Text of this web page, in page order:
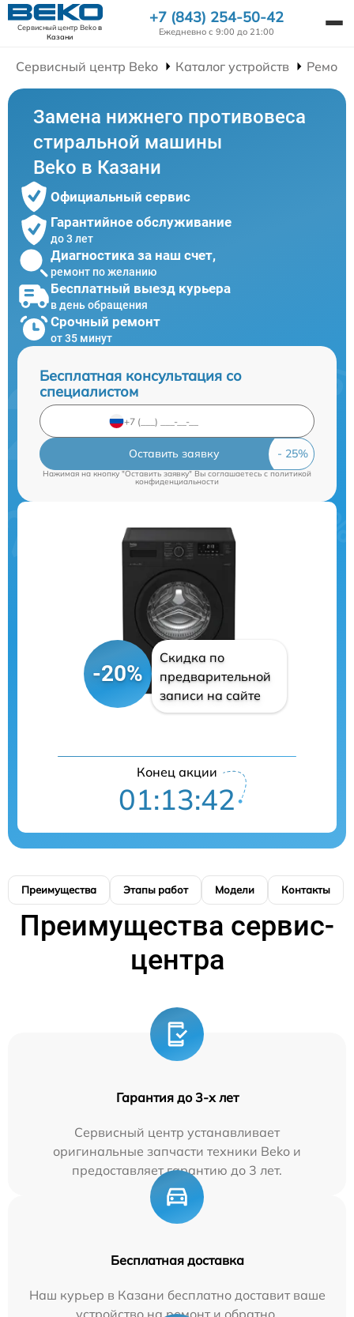
Сервисный центр Bekoв
Казани
+7 (843) 254-50-42
Ежедневно с 9:00 до 21:00
Сервисный центр Beko Каталог устройств
Замена нижнего противовеса
стиральной машины
Beko в Казани
Официальный сервис
Гарантийное обслуживание
до 3 лет
Диагностика за наш счет,
ремонт по желанию
Бесплатный выезд курьера
в день обращения
Срочный ремонт
от 35 минут
Бесплатная консультация со
специалистом
Оставить заявку
Нажимая на кнопку "Оставить заявку" Вы соглашаетесь c политикой
конфиденциальности
-20%
Скидка по
предварительной
записи на сайте
Конец акции
01:13:41
Преимущества Этапы работ Модели Контакты
Преимущества сервис-
центра
Гарантия до 3-х лет
Сервисный центр устанавливает
оригинальные запчасти техники Beko и
предоставляет гарантию до 3 лет.
Бесплатная доставка
Наш курьер в Казани бесплатно доставит ваше